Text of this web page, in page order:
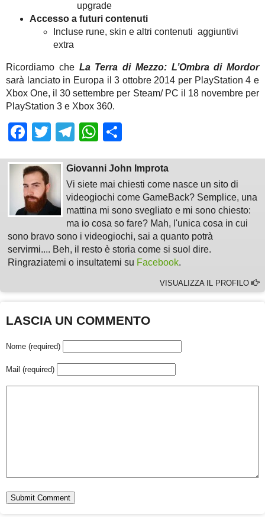
upgrade
Accesso a futuri contenuti
Incluse rune, skin e altri contenuti aggiuntivi
extra
Ricordiamo che La Terra di Mezzo: L’Ombra di Mordor
sarà lanciato in Europa il 3 ottobre 2014 per PlayStation 4 e
Xbox One, il 30 settembre per Steam/ PC il 18 novembre per
PlayStation 3 e Xbox 360.
Facebook
TwitterTelegram
WhatsApp
Giovanni John Improta
Vi siete mai chiesti come nasce un sito di
videogiochi come GameBack? Semplice, una
mattina mi sono svegliato e mi sono chiesto:
ma io cosa so fare? Mah, l'unica cosa in cui
sono bravo sono i videogiochi, sai a quanto potrà
servirmi.... Beh, il resto è storia come si suol dire.
Ringraziatemi o insultatemi su Facebook.
VISUALIZZA IL PROFILO
LASCIA UN COMMENTO
Nome (required)
Mail (required)